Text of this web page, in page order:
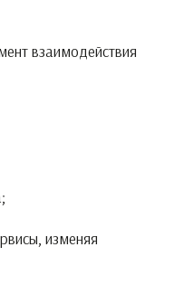
взаимодействия
изменяя